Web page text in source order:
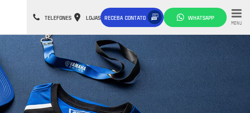
TELEFONES LOJAS RECEBA CONTATO WHATSAPP
MENU